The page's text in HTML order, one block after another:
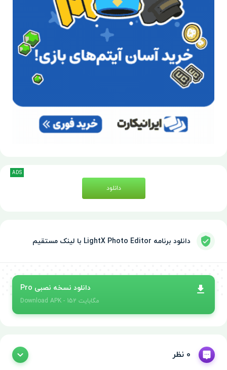
دانلود
ADS
دانلود برنامه LightX Photo Editor با لینک مستقیم
دانلود نسخه نصبی Pro
Download APK - 152 مگابایت
0 نظر